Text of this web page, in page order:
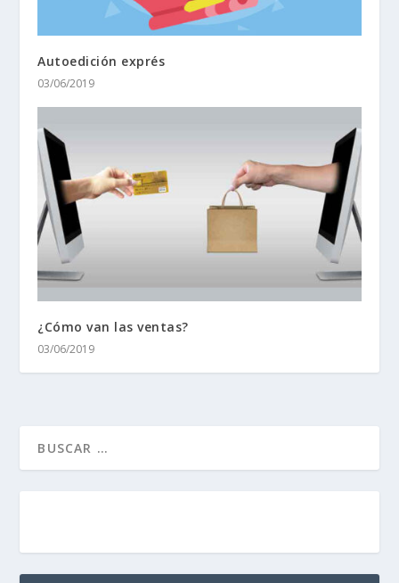
Autoedición exprés
03/06/2019
¿Cómo van las ventas?
03/06/2019